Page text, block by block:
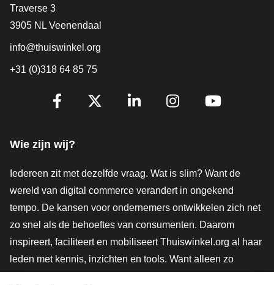
Contact
Traverse 3
3905 NL Veenendaal
info@thuiswinkel.org
+31 (0)318 64 85 75
Volg je ons al?
Wie zijn wij?
Iedereen zit met dezelfde vraag. Wat is slim? Want de
wereld van digital commerce verandert in ongekend
tempo. De kansen voor ondernemers ontwikkelen zich net
zo snel als de behoeftes van consumenten. Daarom
inspireert, faciliteert en mobiliseert Thuiswinkel.org al haar
leden met kennis, inzichten en tools. Want alleen zo